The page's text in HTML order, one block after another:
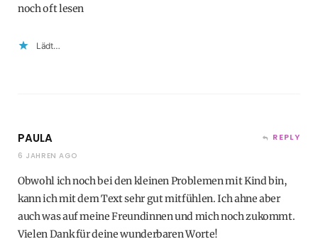
noch oft lesen
Lädt…
PAULA
6 JAHREN AGO
REPLY
Obwohl ich noch bei den kleinen Problemen mit Kind bin,
kann ich mit dem Text sehr gut mitfühlen. Ich ahne aber
auch was auf meine Freundinnen und mich noch zukommt.
Vielen Dank für deine wunderbaren Worte!